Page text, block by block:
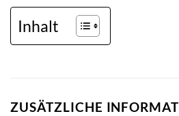
Inhalt
ZUSÄTZLICHE